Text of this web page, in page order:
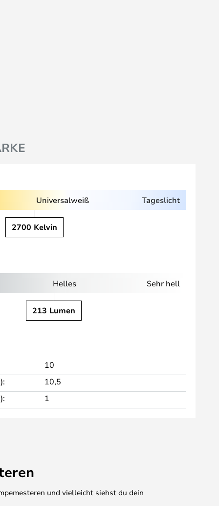
Universalweiß Tageslicht
2700 Kelvin
Helles Sehr hell
213 Lumen
10
10,5
1
und vielleicht siehst du dein